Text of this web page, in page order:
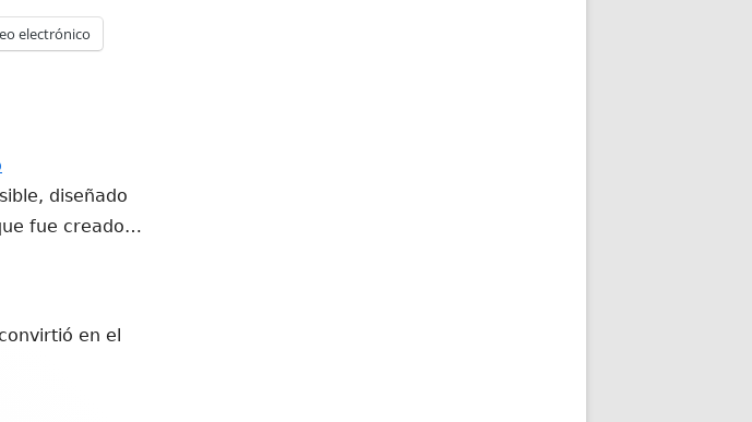
electrónico
en
diseñado
fue creado…
en el